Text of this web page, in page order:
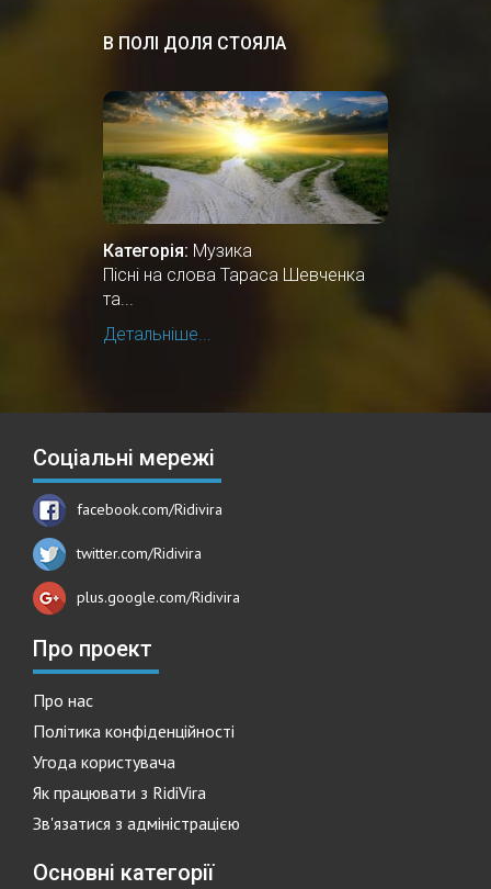
В ПОЛІ ДОЛЯ СТОЯЛА
Категорія: Музика
Пісні на слова Тараса Шевченка
та...
Детальніше...
Соціальні мережі
facebook.com/Ridivira
twitter.com/Ridivira
plus.google.com/Ridivira
Про проект
Про нас
Політика конфіденційності
Угода користувача
Як працювати з RidiVira
Зв'язатися з адміністрацією
Основні категорії